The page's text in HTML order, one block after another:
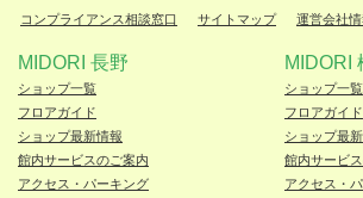
コンプライアンス相談窓口 サイトマップ 運営会社情
MIDORI 長野
ショップ一覧
フロアガイド
ショップ最新情報
館内サービスのご案内
アクセス・パーキング
MIDORI
ショップ一覧
フロアガイド
ショップ最
館内サービ
アクセス・